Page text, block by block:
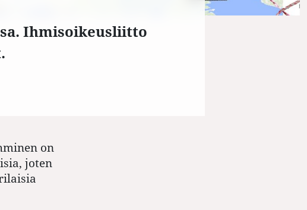
Ihmisoikeusliitto
on
joten